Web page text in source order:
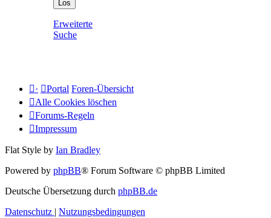
Erweiterte
Suche
· Portal Foren-Übersicht
Alle Cookies löschen
Forums-Regeln
Impressum
Flat Style by Ian Bradley
Powered by phpBB® Forum Software © phpBB Limited
Deutsche Übersetzung durch phpBB.de
Datenschutz | Nutzungsbedingungen